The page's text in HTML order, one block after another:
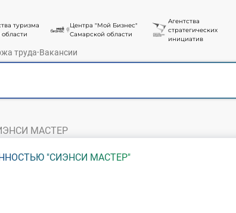
туризма
Центра "Мой Бизнес"
Самарской области
Агентства
стратегических
инициатив
труда·Вакансии
МАСТЕР
"СИЭНСИ МАСТЕР"